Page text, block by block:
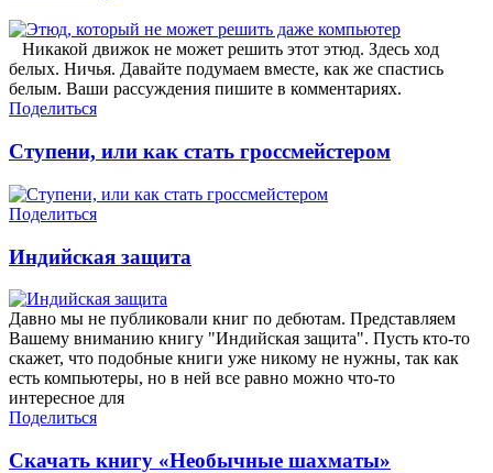
Никакой движок не может решить этот этюд. Здесь ход
белых. Ничья. Давайте подумаем вместе, как же спастись
белым. Ваши рассуждения пишите в комментариях.
Поделиться
Ступени, или как стать гроссмейстером
Поделиться
Индийская защита
Давно мы не публиковали книг по дебютам. Представляем
Вашему вниманию книгу "Индийская защита". Пусть кто-то
скажет, что подобные книги уже никому не нужны, так как
есть компьютеры, но в ней все равно можно что-то
интересное для
Поделиться
Скачать книгу «Необычные шахматы»